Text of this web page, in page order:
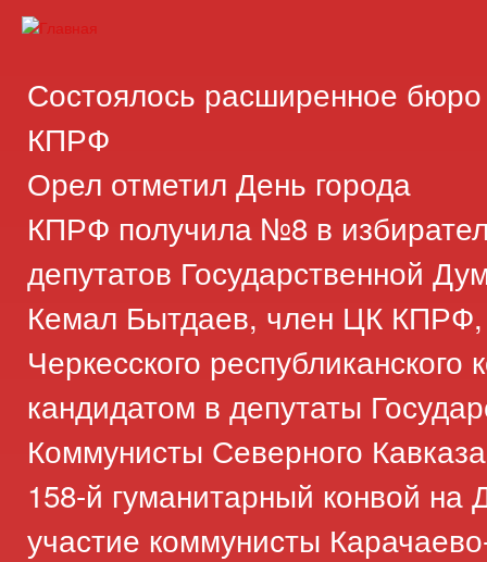
Черкесское
республиканское
отделение
Коммунистической
партии
Российской
Федерации
факты
Состоялось расширенное
КПРФ
Орел отметил День города
КПРФ получила №8 в
депутатов Государственной
Кемал Бытдаев, член ЦК КПРФ,
Черкесского
кандидатом в депутаты
Коммунисты Северного
158-й гуманитарный конвой на
участие коммунисты